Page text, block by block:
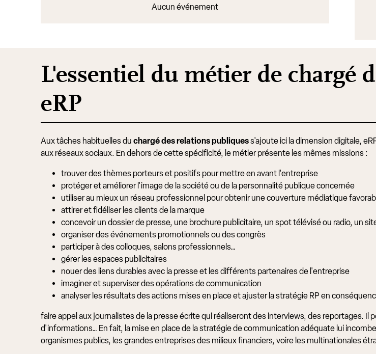
Aucun événement
L'essentiel du métier de chargé
eRP
Aux tâches habituelles du chargé des relations publiquess'ajoute ici la dimension digitale,
aux réseaux sociaux. En dehors de cette spécificité, le métier présente les mêmes missions :
trouver des thèmes porteurs et positifs pour mettre en avant l'entreprise
protéger et améliorer l'image de la société ou de la personnalité publique concernée
utiliser au mieux un réseau professionnel pour obtenir une couverture médiatique
attirer et fidéliser les clients de la marque
concevoir un dossier de presse, une brochure publicitaire, un spot télévisé ou radio, un
organiser des événements promotionnels ou des congrès
participer à des colloques, salons professionnels…
gérer les espaces publicitaires
nouer des liens durables avec la presse et les différents partenaires de l'entreprise
imaginer et superviser des opérations de communication
analyser les résultats des actions mises en place et ajuster la stratégie RP en
faire appel aux journalistes de la presse écrite qui réaliseront des interviews, des reportages.
d'informations… En fait, la mise en place de la stratégie de communication adéquate lui
organismes publics, les grandes entreprises des milieux financiers, voire les multinationales